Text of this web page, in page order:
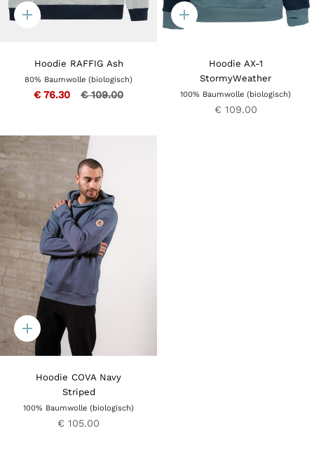
Quick
Hoodie RAFFIG Ash
80% Baumwolle (biologisch)
€ 76.30 € 109.00
Quick
add
Hoodie AX-1
StormyWeather
100% Baumwolle (biologisch)
€ 109.00
Quick
add
Hoodie COVA Navy
Striped
100% Baumwolle (biologisch)
€ 105.00